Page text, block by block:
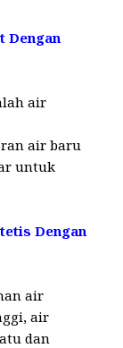
Dengan
air
air baru
untuk
Dengan
air
air
dan